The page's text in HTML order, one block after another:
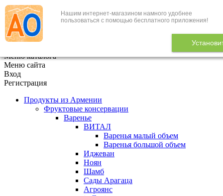
Нашим интернет-магазином намного удобнее
пользоваться с помощью бесплатного приложения!
+7 (495) 646-888-1
В корзине 0
Меню каталога
Меню сайта
Вход
Регистрация
Продукты из Армении
Фруктовые консервации
Варенье
ВИТАЛ
Варенья малый объем
Варенья большой объем
Иджеван
Ноян
Шамб
Сады Арагаца
Агроянс